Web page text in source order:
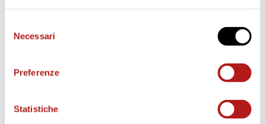
delNecessari
Preferenze
Statistiche